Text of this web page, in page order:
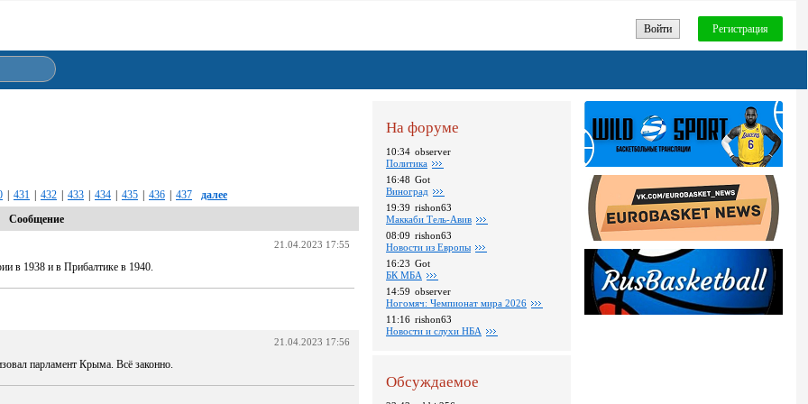
Войти Регистрация
431 432 433 434 435 436 437
далее
Сообщение
21.04.2023 17:55
в 1938 и в Прибалтике в 1940.
21.04.2023 17:56
парламент Крыма. Всё законно.
На форуме
10:34 observer
Политика
16:48 Got
Виноград
19:39 rishon63
Маккаби Тель-Авив
08:09 rishon63
Новости из Европы
16:23 Got
БК МБА
14:59 observer
Ногомяч: Чемпионат мира 2026
11:16 rishon63
Новости и слухи НБА
Обсуждаемое